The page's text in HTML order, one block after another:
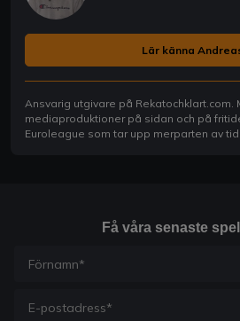
Lär känna
Ansvarig utgivare på Rekatochklart.com.
mediaproduktioner på sidan och på
Euroleague som tar upp merparten av
Få våra senaste